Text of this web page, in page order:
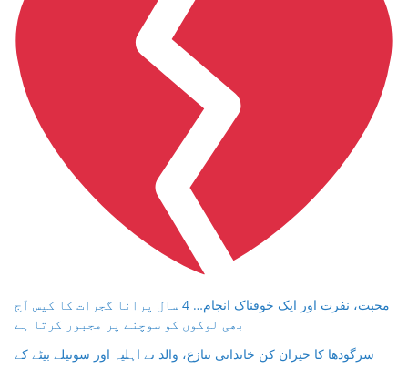
محبت، نفرت اور ایک خوفناک انجام… 4 سال پرانا گجرات کا کیس آج
بھی لوگوں کو سوچنے پر مجبور کرتا ہے
سرگودھا کا حیران کن خاندانی تنازع، والد نے اہلیہ اور سوتیلے بیٹے کے